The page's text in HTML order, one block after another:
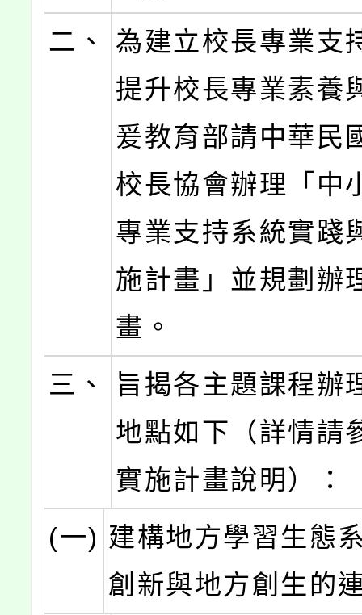
二、
為建立校長專業支
提升校長專業素養
爰教育部請中華民
校長協會辦理「中
專業支持系統實踐
施計畫」並規劃辦
畫。
三、
旨揭各主題課程辦
地點如下（詳情請
實施計畫說明）：
(一) 建構地方學習生態
創新與地方創生的